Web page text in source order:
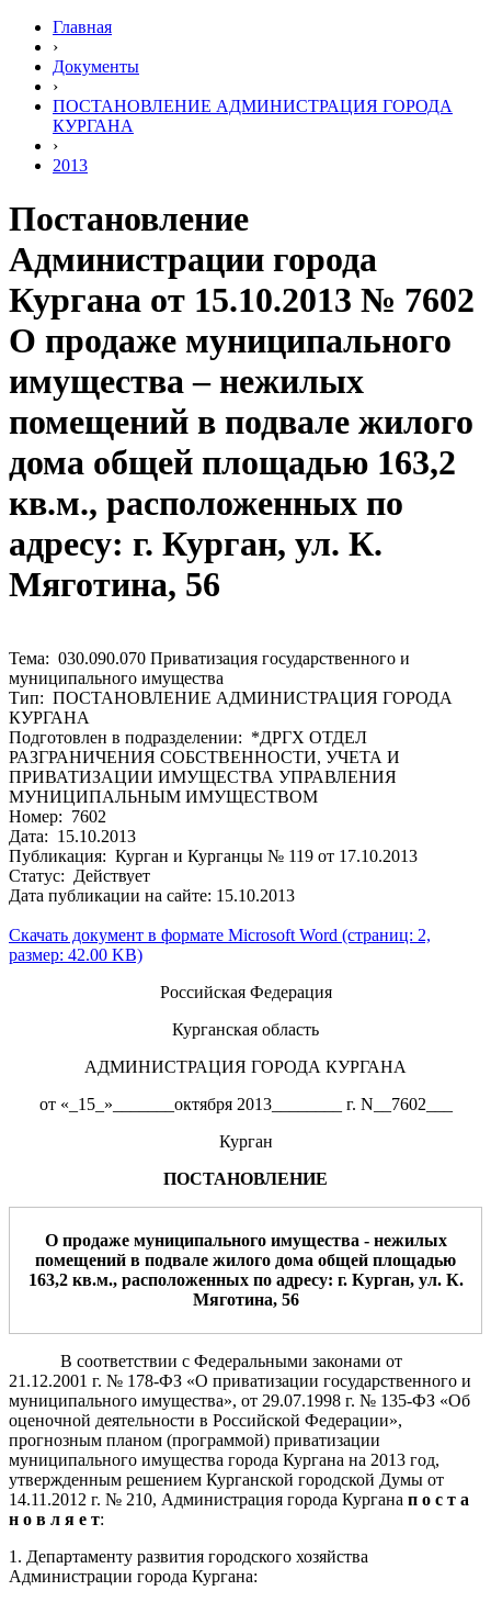
Главная
›
Документы
›
ПОСТАНОВЛЕНИЕ АДМИНИСТРАЦИЯ ГОРОДА
КУРГАНА
›
2013
Постановление
Администрации города
Кургана от 15.10.2013 № 7602
О продаже муниципального
имущества – нежилых
помещений в подвале жилого
дома общей площадью 163,2
кв.м., расположенных по
адресу: г. Курган, ул. К.
Мяготина, 56
Тема: 030.090.070 Приватизация государственного и
муниципального имущества
Тип: ПОСТАНОВЛЕНИЕ АДМИНИСТРАЦИЯ ГОРОДА
КУРГАНА
Подготовлен в подразделении: *ДРГХ ОТДЕЛ
РАЗГРАНИЧЕНИЯ СОБСТВЕННОСТИ, УЧЕТА И
ПРИВАТИЗАЦИИ ИМУЩЕСТВА УПРАВЛЕНИЯ
МУНИЦИПАЛЬНЫМ ИМУЩЕСТВОМ
Номер: 7602
Дата: 15.10.2013
Публикация: Курган и Курганцы № 119 от 17.10.2013
Статус: Действует
Дата публикации на сайте: 15.10.2013
Скачать документ в формате Microsoft Word (страниц: 2,
размер: 42.00 KB)
Российская Федерация
Курганская область
АДМИНИСТРАЦИЯ ГОРОДА КУРГАНА
от «_15_»_______октября 2013________ г. N__7602___
Курган
ПОСТАНОВЛЕНИЕ
О продаже муниципального имущества -нежилых
помещений в подвале жилого дома общей площадью
163,2кв.м., расположенныхпо адресу: г. Курган, ул. К.
Мяготина, 56
В соответствии с Федеральными законами от
21.12.2001 г. № 178-ФЗ «О приватизации государственного и
муниципального имущества», от 29.07.1998 г. № 135-ФЗ «Об
оценочной деятельности в Российской Федерации»,
прогнозным планом (программой) приватизации
муниципального имущества города Кургана на 2013 год,
утвержденным решением Курганской городской Думы от
14.11.2012 г. № 210, Администрация города Кургана п о с т а
н о в л я е т:
1. Департаменту развития городского хозяйства
Администрации города Кургана: